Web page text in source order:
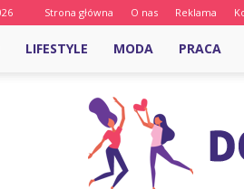
Strona główna O nas Reklama
LIFESTYLE MODA PRACA